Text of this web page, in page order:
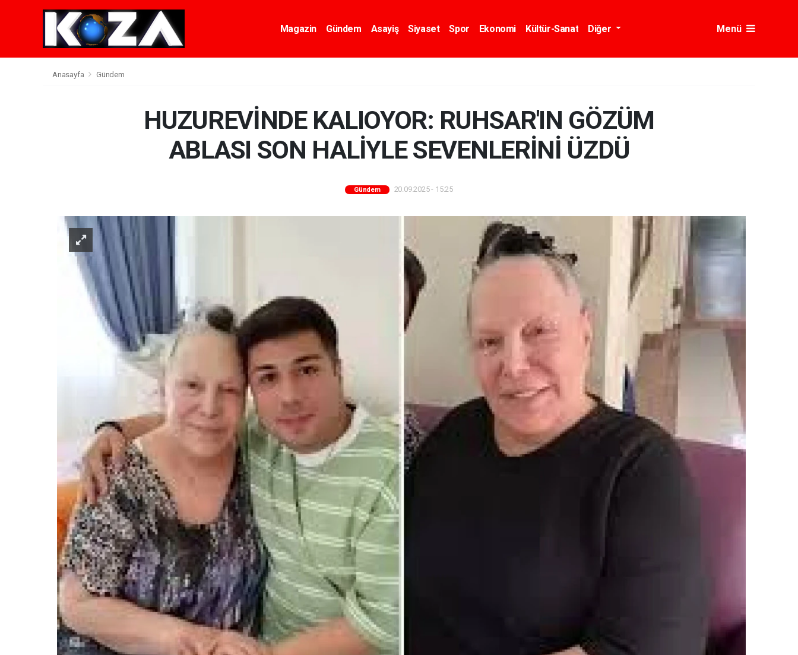
Magazin Gündem Asayiş Siyaset Spor Ekonomi Kültür-Sanat Diğer Menü
Anasayfa Gündem
HUZUREVİNDE KALIOYOR: RUHSAR'IN GÖZÜM
ABLASI SON HALİYLE SEVENLERİNİ ÜZDÜ
Gündem 20.09.2025 - 15:25